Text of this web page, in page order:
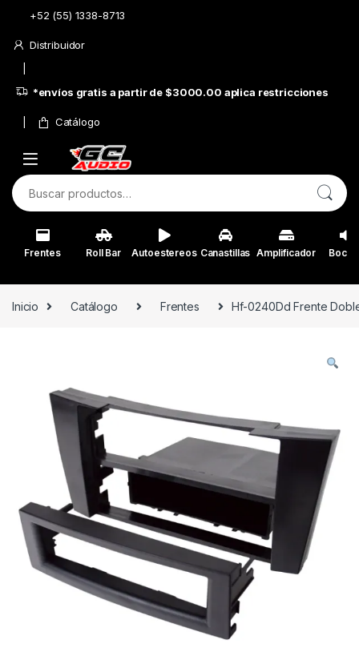
Skip to navigation
Skip to content
+52 (55) 1338-8713
Distribuidor
*envíos gratis a partir de $3000.00 aplica restricciones
Catálogo
Buscar por:
Frentes Roll Bar Autoestereos Canastillas Amplificador
Inicio Catálogo Frentes Hf-0240Dd Frente